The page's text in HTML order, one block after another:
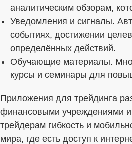
аналитическим обзорам,
Уведомления и сигналы.
событиях, достижении
определённых действий.
Обучающие материалы.
курсы и семинары для
Приложения для трейдинга
финансовыми учреждениями
трейдерам гибкость и
мира, где есть доступ к